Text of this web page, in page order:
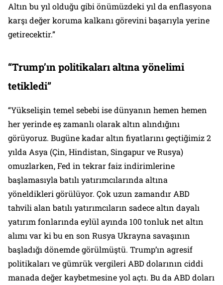
Altın bu yıl olduğu gibi önümüzdeki yıl da enflasyona
karşı değer koruma kalkanı görevini başarıyla yerine
getirecektir.”
“Trump’ın politikalarıaltına yönelimi
tetikledi”
“Yükselişin temel sebebi ise dünyanın hemen hemen
her yerinde eş zamanlı olarak altın alındığını
görüyoruz. Bugüne kadar altın fiyatlarını geçtiğimiz 2
yılda Asya (Çin, Hindistan, Singapur ve Rusya)
omuzlarken, Fed in tekrar faiz indirimlerine
başlamasıyla batılı yatırımcılarında altına
yöneldikleri görülüyor. Çok uzun zamandır ABD
tahvili alan batılı yatırımcıların sadece altın dayalı
yatırım fonlarında eylül ayında 100 tonluk net altın
alımı var ki bu en son Rusya Ukrayna savaşının
başladığı dönemde görülmüştü. Trump’ın agresif
politikaları ve gümrük vergileri ABD dolarının ciddi
manada değer kaybetmesine yol açtı. Bu da ABD doları